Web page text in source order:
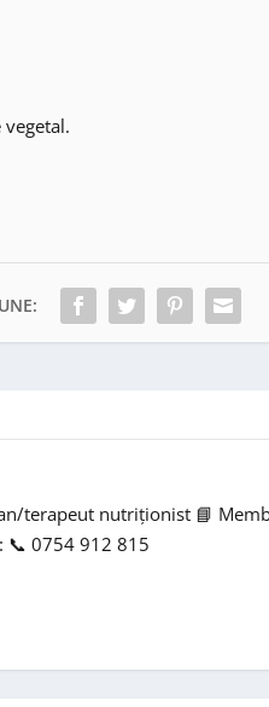
terapeut nutriționist 📘
📞 0754 912 815